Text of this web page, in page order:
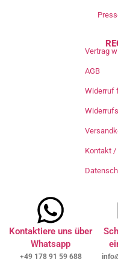
Vertrag
AGB
Widerruf
Kontakt
Kontaktiere uns über
Whatsapp
+49 178 91 59 688